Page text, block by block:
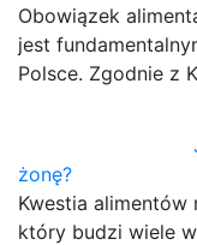
Obowiązek
jest
Polsce. Zgodnie z
żonę?
Kwestia alimentów
który budzi wiele